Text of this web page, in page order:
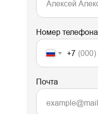
Номер телефона
+7
Почта